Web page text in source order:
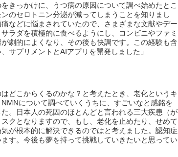
きっかけに、うつ病の原因について調べ始めたとこ
のセロトニン分泌が減ってしまうことを知りまし
などに悩まされていたので、さまざまな文献やデー
ラダを積極的に食べるようにし、コンビニやファミ
劇的によくなり、その後も快調です。この経験も含
サプリメントとAIアプリを開発しました」
どこからくるのかな？と考えたとき、老化というキ
について調べていくうちに、すごいなと感銘を
。日本人の死因のほとんどと言われる三大疾患（が
クとなりますので、もし、老化を止めたり、せめて
が根本的に解決できるのではと考えました。認知症
す。今後も夢を持って挑戦していきたいと思ってい